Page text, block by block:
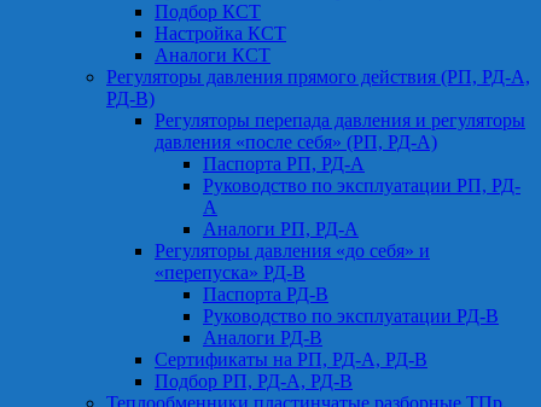
Подбор КСТ
Настройка КСТ
Аналоги КСТ
Регуляторы давления прямого действия (РП, РД-А,
РД-В)
Регуляторы перепада давления и регуляторы
давления «после себя» (РП, РД-А)
Паспорта РП, РД-А
Руководство по эксплуатации РП, РД-
А
Аналоги РП, РД-А
Регуляторы давления «до себя» и
«перепуска» РД-В
Паспорта РД-В
Руководство по эксплуатации РД-В
Аналоги РД-В
Сертификаты на РП, РД-А, РД-В
Подбор РП, РД-А, РД-В
Теплообменники пластинчатые разборные ТПр,